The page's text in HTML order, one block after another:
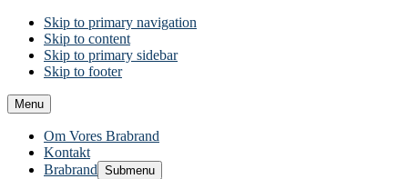
Skip to primary navigation
Skip to content
Skip to primary sidebar
Skip to footer
Menu
Om Vores Brabrand
Kontakt
Brabrand Submenu